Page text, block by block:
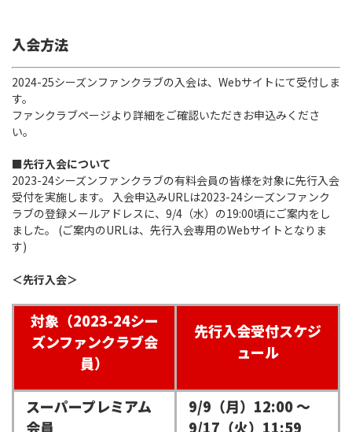
入会方法
2024-25シーズンファンクラブの入会は、Webサイトにて受付しま
す。
ファンクラブページより詳細をご確認いただきお申込みくださ
い。
■先行入会について
2023-24シーズンファンクラブの有料会員の皆様を対象に先行入会
受付を実施します。 入会申込みURLは2023-24シーズンファンク
ラブの登録メールアドレスに、9/4（水）の19:00頃にご案内をし
ました。 (ご案内のURLは、先行入会専用のWebサイトとなりま
す)
＜先行入会＞
対象（2023-24シー
ズンファンクラブ会
員）
先行入会受付スケジ
ュール
スーパープレミアム
会員
9/9（月）12:00 ～
9/17（火）11:59